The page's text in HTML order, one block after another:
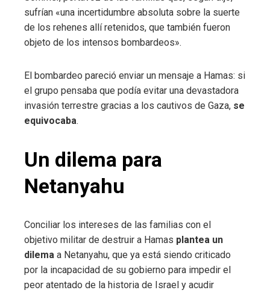
sufrían «una incertidumbre absoluta sobre la suerte
de los rehenes allí retenidos, que también fueron
objeto de los intensos bombardeos».
El bombardeo pareció enviar un mensaje a Hamas: si
el grupo pensaba que podía evitar una devastadora
invasión terrestre gracias a los cautivos de Gaza, se
equivocaba.
Un dilema para
Netanyahu
Conciliar los intereses de las familias con el
objetivo militar de destruir a Hamas plantea un
dilema a Netanyahu, que ya está siendo criticado
por la incapacidad de su gobierno para impedir el
peor atentado de la historia de Israel y acudir